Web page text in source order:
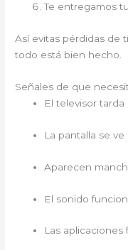
Te entregamos
Así evitas pérdidas de
todo está bien hecho.
Señales de que
El televisor
La pantalla se
Aparecen
El sonido
Las aplicaciones